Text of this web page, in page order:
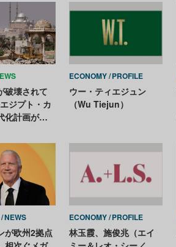
破壊されて
ジプト・カ
化計画がも
ECONOMY PROFILE
ウー・ティエジュン
（Wu Tiejun）
NEWS
が欧州2拠点
ECONOMY PROFILE
林玉霞、施俊兆（エイ